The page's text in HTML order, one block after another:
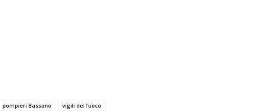
pompieri Bassano vigili del fuoco